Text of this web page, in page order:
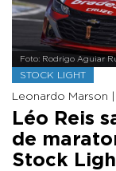
Foto: Rodrigo Aguiar
STOCK LIGHT
Leonardo Marson |
Léo Reis
de
Stock